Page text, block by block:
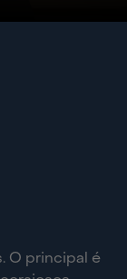
O principal é